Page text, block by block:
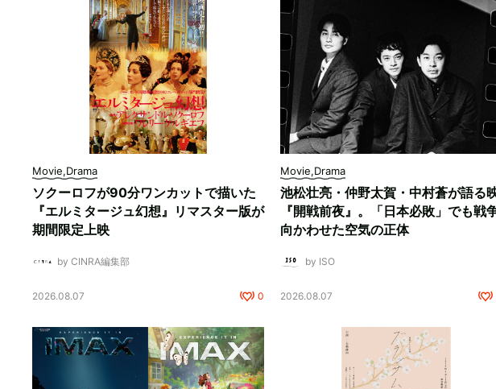
Movie,Drama
ソクーロフが90分ワンカットで描いた
『エルミタージュ幻想』リマスター版が
期間限定上映
by CINRA編集部
2026.08.07 0
Movie,Drama
池松壮亮・仲野太賀・中村蒼が語る
『開戦前夜』。「日本必敗」でも戦
向かわせた空気の正体
by ISO
2026.08.07